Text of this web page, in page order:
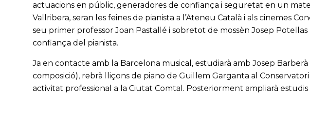
actuacions en públic, generadores de confiança i seguretat en un
Vallribera, seran les feines de pianista a l’Ateneu Català i als cinemes
seu primer professor Joan Pastallé i sobretot de mossèn Josep
confiança del pianista.
Ja en contacte amb la Barcelona musical, estudiarà amb Josep
composició), rebrà lliçons de piano de Guillem Garganta al
activitat professional a la Ciutat Comtal. Posteriorment ampliarà estudis